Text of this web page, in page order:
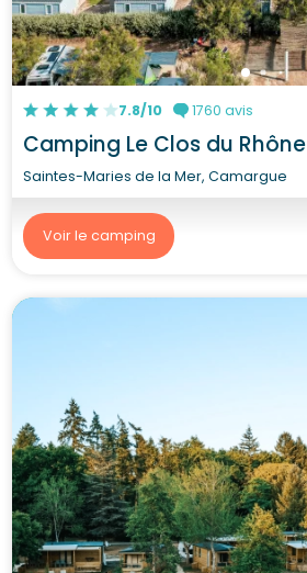
7.8/10 1760 avis
Camping Le Clos du Rhône
Saintes-Maries de la Mer, Camargue
Voir le camping